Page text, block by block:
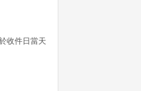
收件日當天